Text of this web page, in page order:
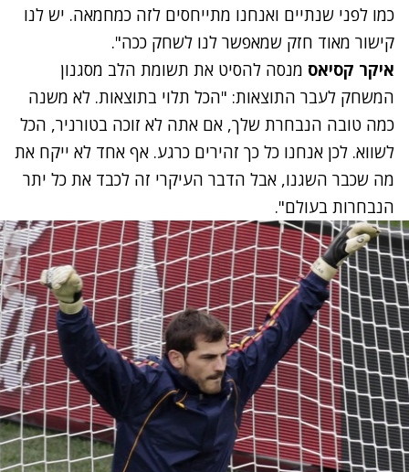
כמו לפני שנתיים ואנחנו מתייחסים לזה כמחמאה. יש לנו
קישור מאוד חזק שמאפשר לנו לשחק ככה".
איקר קסיאס מנסה להסיט את תשומת הלב מסגנון
המשחק לעבר התוצאות: "הכל תלוי בתוצאות. לא משנה
כמה טובה הנבחרת שלך, אם אתה לא זוכה בטורניר, הכל
לשווא. לכן אנחנו כל כך זהירים כרגע. אף אחד לא ייקח את
מה שכבר השגנו, אבל הדבר העיקרי זה לכבד את כל יתר
הנבחרות בעולם".